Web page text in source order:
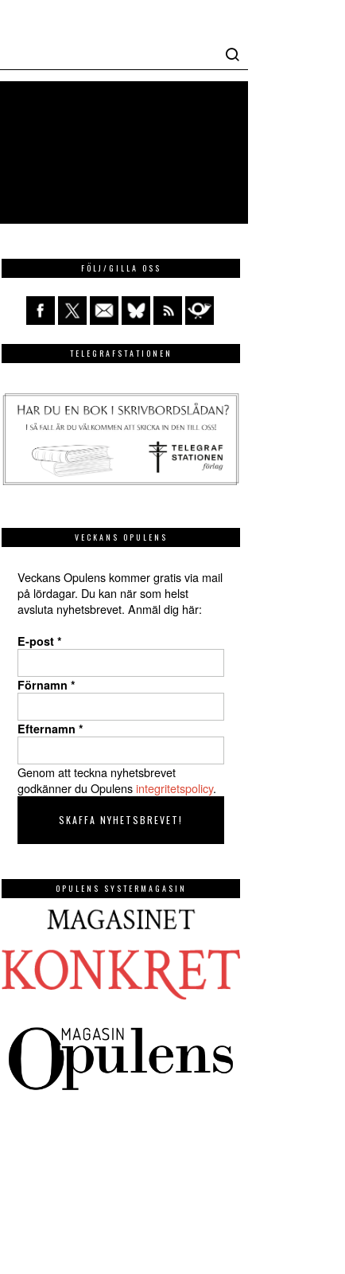
FÖLJ/GILLA OSS
TELEGRAFSTATIONEN
VECKANS OPULENS
Veckans Opulens kommer gratis via mail
på lördagar. Du kan när som helst
avsluta nyhetsbrevet. Anmäl dig här:
E-post *
Förnamn *
Efternamn *
Genom att teckna nyhetsbrevet
godkänner du Opulensintegritetspolicy.
OPULENS SYSTERMAGASIN